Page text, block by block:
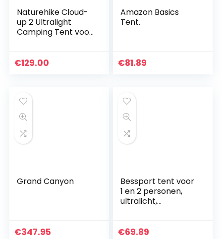
Naturehike Cloud-
up 2 Ultralight
Camping Tent voor
Dubbellaags
€129.00
Amazon Basics
Tent.
€81.89
Grand Canyon
€347.95
Bessport tent voor
1 en 2 personen,
ultralicht,
trekking, outdoor,
€69.89